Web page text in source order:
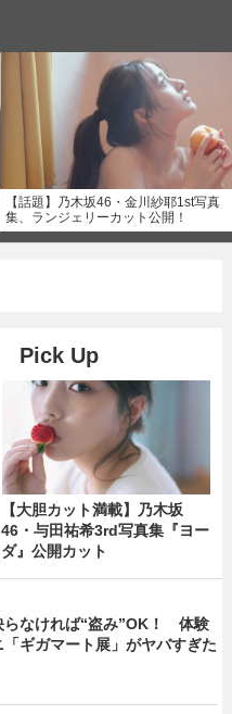
【話題】乃木坂46・金川紗耶1st写真
集、ランジェリーカット公開！
Pick Up
【大胆カット満載】乃木坂
46・与田祐希3rd写真集『ヨー
ダ』公開カット
らなければ“盗み”OK！ 体験
ギガマート展」がヤバすぎた